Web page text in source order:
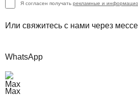
Я согласен получать рекламные и
Или свяжитесь с нами через
WhatsApp
Max